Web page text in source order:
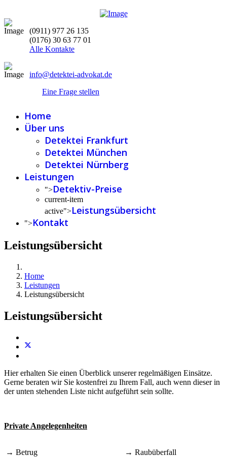
(0911) 977 26 135
(0176) 30 63 77 01
Alle Kontakte
info@detektei-advokat.de
Eine Frage stellen
Home
Über uns
Detektei Frankfurt
Detektei München
Detektei Nürnberg
Leistungen
">Detektiv-Preise
current-item
active">Leistungsübersicht
">Kontakt
Leistungsübersicht
Home
Leistungen
Leistungsübersicht
Leistungsübersicht
Hier erhalten Sie einen Überblick unserer regelmäßigen Einsätze.
Gerne beraten wir Sie kostenfrei zu Ihrem Fall, auch wenn dieser in
der unten stehenden Liste nicht aufgeführt sein sollte.
Private Angelegenheiten
→ Betrug → Raubüberfall